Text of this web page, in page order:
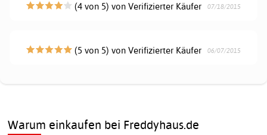
(4 von 5) von Verifizierter Käufer 07/18/2015
(5 von 5) von Verifizierter Käufer 06/07/2015
Warum einkaufen bei Freddyhaus.de